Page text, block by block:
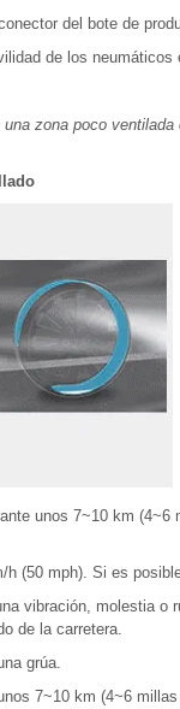
del bote de
de los
zona poco
unos 7~10 km
h (50 mph). Si es
vibración, molestia
de la carretera.
grúa.
7~10 km (4~6